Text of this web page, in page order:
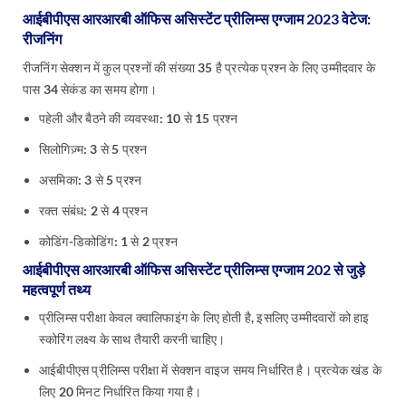
आईबीपीएस आरआरबी ऑफिस असिस्टेंट प्रीलिम्स एग्जाम 2023 वेटेज:
रीजनिंग
रीजनिंग सेक्शन में कुल प्रश्नों की संख्या 35 है प्रत्येक प्रश्न के लिए उम्मीदवार के
पास 34 सेकंड का समय होगा।
पहेली और बैठने की व्यवस्था: 10 से 15 प्रश्न
सिलोगिज़्म: 3 से 5 प्रश्न
असमिका: 3 से 5 प्रश्न
रक्त संबंध: 2 से 4 प्रश्न
कोडिंग-डिकोडिंग: 1 से 2 प्रश्न
आईबीपीएस आरआरबी ऑफिस असिस्टेंट प्रीलिम्स एग्जाम 202 से जुड़े
महत्वपूर्ण तथ्य
प्रीलिम्स परीक्षा केवल क्वालिफाइंग के लिए होती है, इसलिए उम्मीदवारों को हाइ
स्कोरिंग लक्ष्य के साथ तैयारी करनी चाहिए।
आईबीपीएस प्रीलिम्स परीक्षा में सेक्शन वाइज समय निर्धारित है। प्रत्येक खंड के
लिए 20 मिनट निर्धारित किया गया है।